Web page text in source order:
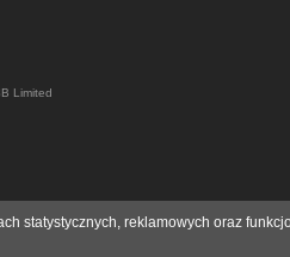
statystycznych, reklamowych oraz
Limited